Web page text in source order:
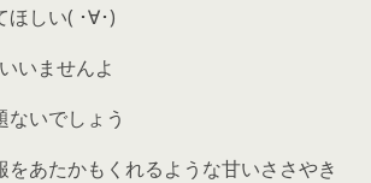
ほしい( ･∀･)
いませんよ
いでしょう
をあたかもくれるような甘いささやき